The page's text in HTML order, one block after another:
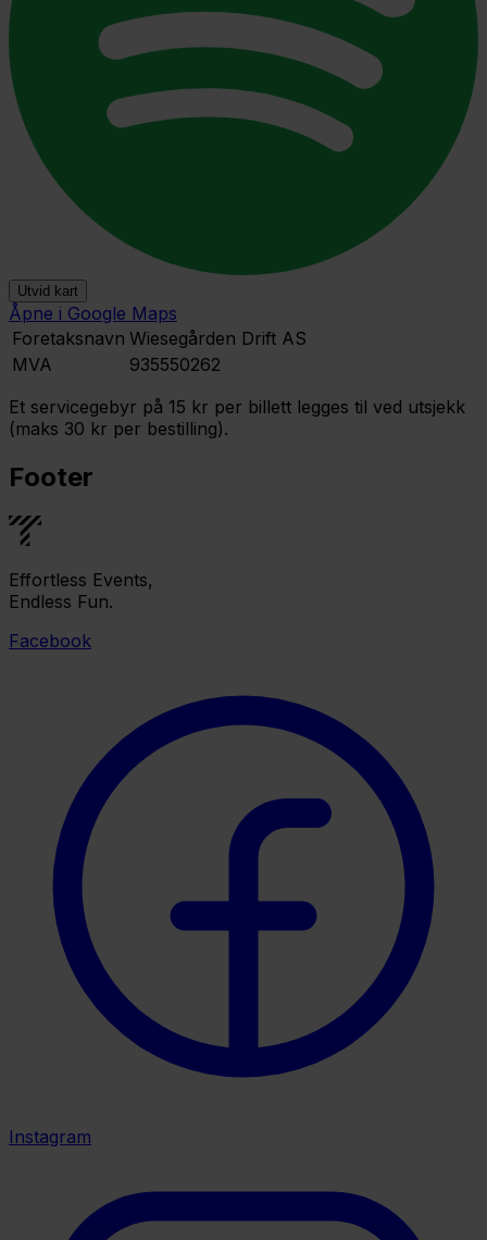
Utvid kart
Åpne i Google Maps
Foretaksnavn Wiesegården Drift AS
MVA
935550262
Et servicegebyr på 15 kr per billett legges til ved utsjekk
(maks 30 kr per bestilling).
Footer
Effortless Events,
Endless Fun.
Facebook
Instagram